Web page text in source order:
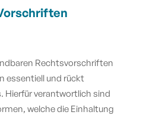
Rechtsvorschriften
essentiell und rückt
Hierfür verantwortlich sind
welche die Einhaltung